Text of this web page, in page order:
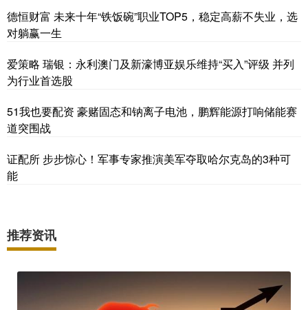
德恒财富 未来十年“铁饭碗”职业TOP5，稳定高薪不失业，选
对躺赢一生
爱策略 瑞银：永利澳门及新濠博亚娱乐维持“买入”评级 并列
为行业首选股
51我也要配资 豪赌固态和钠离子电池，鹏辉能源打响储能赛
道突围战
证配所 步步惊心！军事专家推演美军夺取哈尔克岛的3种可
能
推荐资讯